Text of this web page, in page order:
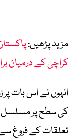
مزید پڑھیں:
کراچی کے درمیان براہِ راست
انہوں نے اس بات
کی سطح پر مسلسل
تعلقات کے فروغ